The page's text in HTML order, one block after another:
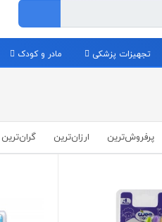
تجهیزات پزشکی مادر و کودک
پرفروش‌ترین‌ ارزان‌ترین گران‌ترین